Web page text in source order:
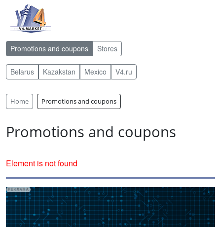
Promotions and coupons Stores
Belarus Kazakstan Mexico V4.ru
Home Promotions and coupons
Promotions and coupons
Element is not found